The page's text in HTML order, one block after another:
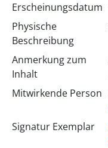
Erscheinungsdatum
Physische
Beschreibung
Anmerkung zum
Inhalt
Mitwirkende Person
Signatur Exemplar